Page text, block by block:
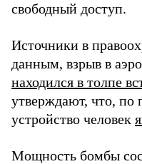
свободный доступ.
Источники в
данным, взрыв в
находился в толпе
утверждают, что, по
устройство человек
Мощность бомбы